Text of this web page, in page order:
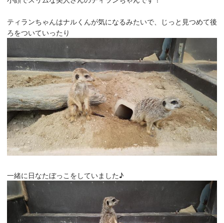
ティランちゃんはナルくんが気になるみたいで、じっと見つめて後
ろをついていったり
一緒に日なたぼっこをしていました♪